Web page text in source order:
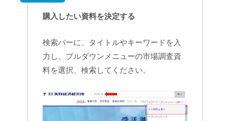
購入したい資料を決定する
検索バーに、タイトルやキーワードを入
力し、プルダウンメニューの市場調査資
料を選択、検索してください。